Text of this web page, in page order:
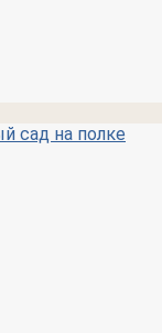
сад на полке